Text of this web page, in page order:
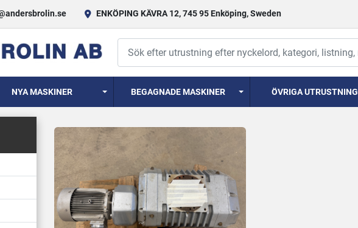
ENKÖPING KÄVRA 12, 745 95 Enköping, Sweden
NYA MASKINER BEGAGNADE MASKINER ÖVRIGA UTRUSTNING